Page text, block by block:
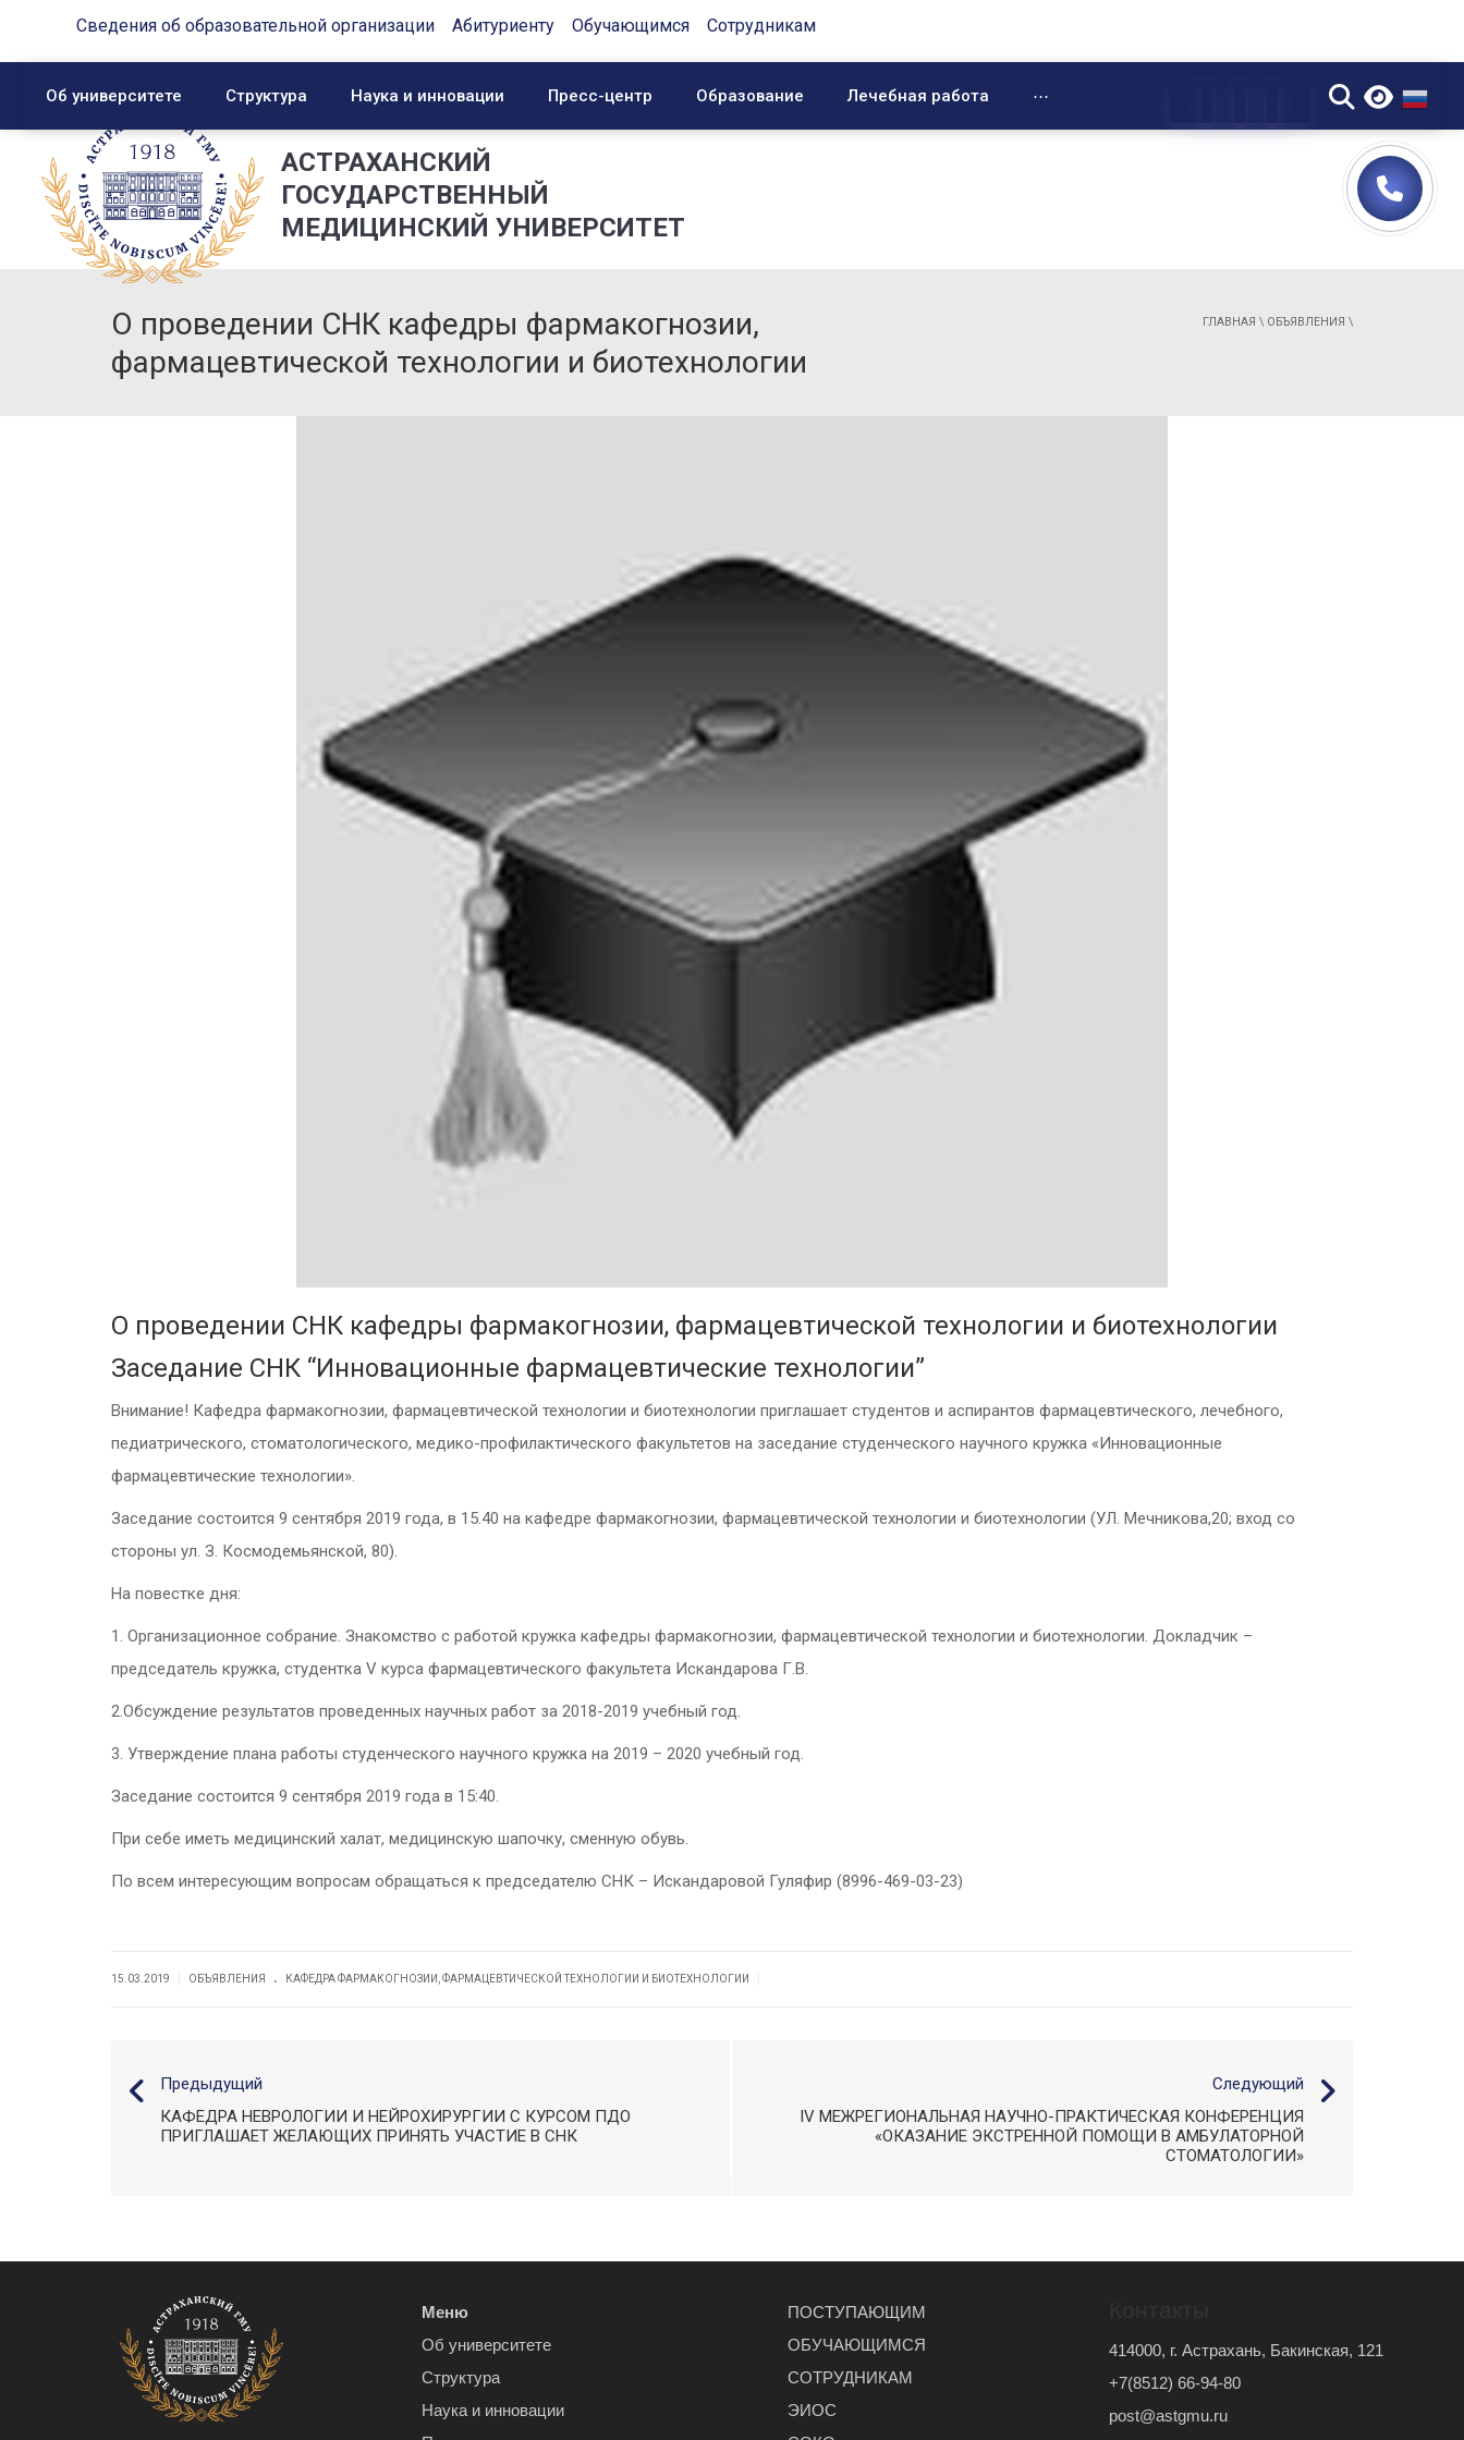
Сведения об образовательной организации Абитуриенту Обучающимся Сотрудникам
Об университете Структура Наука и инновации Пресс-центр Образование Лечебная работа ⋯ ▼
АСТРАХАНСКИЙ
ГОСУДАРСТВЕННЫЙ
МЕДИЦИНСКИЙ УНИВЕРСИТЕТ
О проведении СНК кафедры фармакогнозии,
фармацевтической технологии и биотехнологии
ГЛАВНАЯ \ ОБЪЯВЛЕНИЯ \
О проведении СНК кафедры фармакогнозии, фармацевтической технологии и биотехнологии
Заседание СНК “Инновационные фармацевтические технологии”
Внимание! Кафедра фармакогнозии, фармацевтической технологии и биотехнологии приглашает студентов и аспирантов фармацевтического, лечебного,
педиатрического, стоматологического, медико-профилактического факультетов на заседание студенческого научного кружка «Инновационные
фармацевтические технологии».
Заседание состоится 9 сентября 2019 года, в 15.40 на кафедре фармакогнозии, фармацевтической технологии и биотехнологии (УЛ. Мечникова,20; вход со
стороны ул. З. Космодемьянской, 80).
На повестке дня:
1. Организационное собрание. Знакомство с работой кружка кафедры фармакогнозии, фармацевтической технологии и биотехнологии. Докладчик –
председатель кружка, студентка V курса фармацевтического факультета Искандарова Г.В.
2.Обсуждение результатов проведенных научных работ за 2018-2019 учебный год.
3. Утверждение плана работы студенческого научного кружка на 2019 – 2020 учебный год.
Заседание состоится 9 сентября 2019 года в 15:40.
При себе иметь медицинский халат, медицинскую шапочку, сменную обувь.
По всем интересующим вопросам обращаться к председателю СНК – Искандаровой Гуляфир (8996-469-03-23)
15.03.2019 ОБЪЯВЛЕНИЯ . КАФЕДРА ФАРМАКОГНОЗИИ, ФАРМАЦЕВТИЧЕСКОЙ ТЕХНОЛОГИИ И БИОТЕХНОЛОГИИ
Предыдущий
КАФЕДРА НЕВРОЛОГИИ И НЕЙРОХИРУРГИИ С КУРСОМ ПДО
ПРИГЛАШАЕТ ЖЕЛАЮЩИХ ПРИНЯТЬ УЧАСТИЕ В СНК
Следующий
IV МЕЖРЕГИОНАЛЬНАЯ НАУЧНО-ПРАКТИЧЕСКАЯ КОНФЕРЕНЦИЯ
«ОКАЗАНИЕ ЭКСТРЕННОЙ ПОМОЩИ В АМБУЛАТОРНОЙ
СТОМАТОЛОГИИ»
Меню
Об университете
Структура
Наука и инновации
ПОСТУПАЮЩИМ
ОБУЧАЮЩИМСЯ
СОТРУДНИКАМ
ЭИОС
414000, г. Астрахань, Бакинская, 121
+7(8512) 66-94-80
post@astgmu.ru